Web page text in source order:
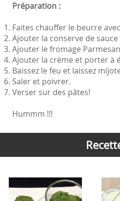
Préparation :
Faites chauffer le beurre
Ajouter la conserve de
Ajouter le fromage
Ajouter la crème et porter à
Baissez le feu et laissez
Saler et poivrer.
Verser sur des pâtes!
Hummm !!!